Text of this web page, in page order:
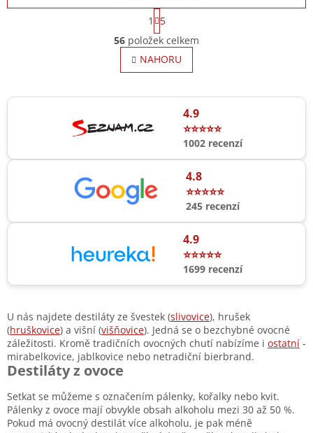
O
v
l
á
a
v
y
ý
S
t
r
á
n
k
v
1
5
56 položek celkem
NAHORU
4.9
⭐⭐⭐⭐⭐
1002 recenzí
4.8
⭐⭐⭐⭐⭐
245 recenzí
4.9
⭐⭐⭐⭐⭐
1699 recenzí
U nás najdete destiláty ze švestek (slivovice), hrušek
(hruškovice) a višní (višňovice). Jedná se o bezchybné ovocné
záležitosti. Kromě tradičních ovocných chutí nabízíme i ostatní -
mirabelkovice, jablkovice nebo netradiční bierbrand.
Destiláty z ovoce
Setkat se můžeme s označením pálenky, kořalky nebo kvit.
Pálenky z ovoce mají obvykle obsah alkoholu mezi 30 až 50 %.
Pokud má ovocný destilát více alkoholu, je pak méně